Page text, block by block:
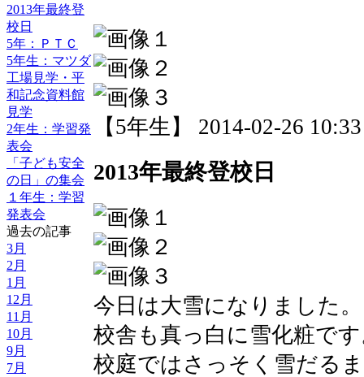
2013年最終登
校日
5年：ＰＴＣ
5年生：マツダ
工場見学・平
和記念資料館
見学
2年生：学習発
表会
「子ども安全
の日」の集会
１年生：学習
発表会
過去の記事
3月
2月
1月
12月
11月
10月
9月
7月
【5年生】 2014-02-26
2013年最終登校日
今日は大雪になりました。
校舎も真っ白に雪化粧で
校庭ではさっそく雪だる